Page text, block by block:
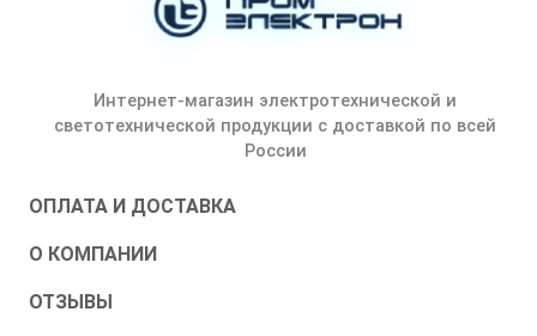
Интернет-магазин электротехнической и
светотехнической продукции с доставкой по всей
России
ОПЛАТА И ДОСТАВКА
О КОМПАНИИ
ОТЗЫВЫ